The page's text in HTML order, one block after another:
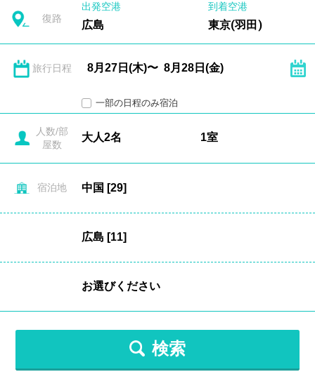
復路
出発空港
広島
到着空港
東京(羽田)
旅行日程
一部の日程のみ宿泊
人数/部
屋数
宿泊地
検索